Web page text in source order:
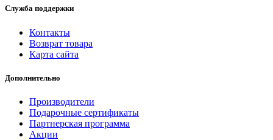
Служба поддержки
Контакты
Возврат товара
Карта сайта
Дополнительно
Производители
Подарочные сертификаты
Партнерская программа
Акции